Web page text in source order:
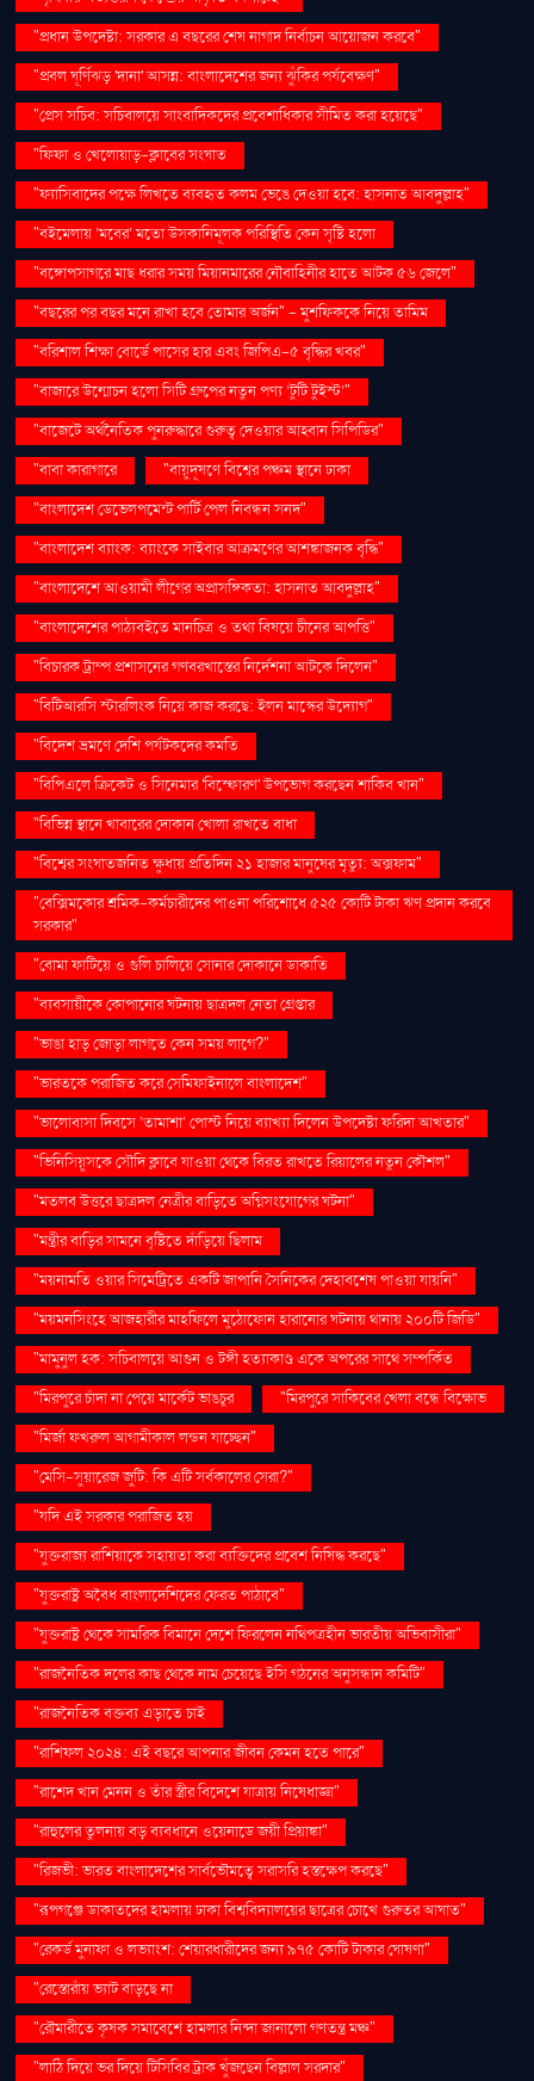
"প্রধান উপদেষ্টা: সরকার এ বছরের শেষ নাগাদ নির্বাচন আয়োজন করবে"
"প্রবল ঘূর্ণিঝড় 'দানা' আসন্ন: বাংলাদেশের জন্য ঝুঁকির পর্যবেক্ষণ"
"প্রেস সচিব: সচিবালয়ে সাংবাদিকদের প্রবেশাধিকার সীমিত করা হয়েছে"
"ফিফা ও খেলোয়াড়-ক্লাবের সংঘাত
"ফ্যাসিবাদের পক্ষে লিখতে ব্যবহৃত কলম ভেঙে দেওয়া হবে: হাসনাত আবদুল্লাহ"
"বইমেলায় ‘মবের’ মতো উসকানিমূলক পরিস্থিতি কেন সৃষ্টি হলো
"বঙ্গোপসাগরে মাছ ধরার সময় মিয়ানমারের নৌবাহিনীর হাতে আটক ৫৬ জেলে"
"বছরের পর বছর মনে রাখা হবে তোমার অর্জন" – মুশফিককে নিয়ে তামিম
"বরিশাল শিক্ষা বোর্ডে পাসের হার এবং জিপিএ-৫ বৃদ্ধির খবর"
"বাজারে উন্মোচন হলো সিটি গ্রুপের নতুন পণ্য ‘টুটি টুইস্ট’"
"বাজেটে অর্থনৈতিক পুনরুদ্ধারে গুরুত্ব দেওয়ার আহ্বান সিপিডির"
"বাবা কারাগারে
"বায়ুদূষণে বিশ্বের পঞ্চম স্থানে ঢাকা
"বাংলাদেশ ডেভেলপমেন্ট পার্টি পেল নিবন্ধন সনদ"
"বাংলাদেশ ব্যাংক: ব্যাংকে সাইবার আক্রমণের আশঙ্কাজনক বৃদ্ধি"
"বাংলাদেশে আওয়ামী লীগের অপ্রাসঙ্গিকতা: হাসনাত আবদুল্লাহ"
"বাংলাদেশের পাঠ্যবইতে মানচিত্র ও তথ্য বিষয়ে চীনের আপত্তি"
"বিচারক ট্রাম্প প্রশাসনের গণবরখাস্তের নির্দেশনা আটকে দিলেন"
"বিটিআরসি স্টারলিংক নিয়ে কাজ করছে: ইলন মাস্কের উদ্যোগ"
"বিদেশ ভ্রমণে দেশি পর্যটকদের কমতি
"বিপিএলে ক্রিকেট ও সিনেমার 'বিস্ফোরণ' উপভোগ করছেন শাকিব খান"
"বিভিন্ন স্থানে খাবারের দোকান খোলা রাখতে বাধা
"বিশ্বের সংঘাতজনিত ক্ষুধায় প্রতিদিন ২১ হাজার মানুষের মৃত্যু: অক্সফাম"
"বেক্সিমকোর শ্রমিক-কর্মচারীদের পাওনা পরিশোধে ৫২৫ কোটি টাকা ঋণ প্রদান করবে
সরকার"
"বোমা ফাটিয়ে ও গুলি চালিয়ে সোনার দোকানে ডাকাতি
"ব্যবসায়ীকে কোপানোর ঘটনায় ছাত্রদল নেতা গ্রেপ্তার
"ভাঙা হাড় জোড়া লাগতে কেন সময় লাগে?"
"ভারতকে পরাজিত করে সেমিফাইনালে বাংলাদেশ"
"ভালোবাসা দিবসে ‘তামাশা’ পোস্ট নিয়ে ব্যাখ্যা দিলেন উপদেষ্টা ফরিদা আখতার"
"ভিনিসিয়ুসকে সৌদি ক্লাবে যাওয়া থেকে বিরত রাখতে রিয়ালের নতুন কৌশল"
"মতলব উত্তরে ছাত্রদল নেত্রীর বাড়িতে অগ্নিসংযোগের ঘটনা"
"মন্ত্রীর বাড়ির সামনে বৃষ্টিতে দাঁড়িয়ে ছিলাম
"ময়নামতি ওয়ার সিমেট্রিতে একটি জাপানি সৈনিকের দেহাবশেষ পাওয়া যায়নি"
"ময়মনসিংহে আজহারীর মাহফিলে মুঠোফোন হারানোর ঘটনায় থানায় ২০০টি জিডি"
"মামুনুল হক: সচিবালয়ে আগুন ও টঙ্গী হত্যাকাণ্ড একে অপরের সাথে সম্পর্কিত
"মিরপুরে চাঁদা না পেয়ে মার্কেট ভাঙচুর
"মিরপুরে সাকিবের খেলা বন্ধে বিক্ষোভ
"মির্জা ফখরুল আগামীকাল লন্ডন যাচ্ছেন"
"মেসি-সুয়ারেজ জুটি: কি এটি সর্বকালের সেরা?"
"যদি এই সরকার পরাজিত হয়
"যুক্তরাজ্য রাশিয়াকে সহায়তা করা ব্যক্তিদের প্রবেশ নিষিদ্ধ করছে"
"যুক্তরাষ্ট্র অবৈধ বাংলাদেশিদের ফেরত পাঠাবে"
"যুক্তরাষ্ট্র থেকে সামরিক বিমানে দেশে ফিরলেন নথিপত্রহীন ভারতীয় অভিবাসীরা"
"রাজনৈতিক দলের কাছ থেকে নাম চেয়েছে ইসি গঠনের অনুসন্ধান কমিটি"
"রাজনৈতিক বক্তব্য এড়াতে চাই
"রাশিফল ২০২৪: এই বছরে আপনার জীবন কেমন হতে পারে"
"রাশেদ খান মেনন ও তাঁর স্ত্রীর বিদেশে যাত্রায় নিষেধাজ্ঞা"
"রাহুলের তুলনায় বড় ব্যবধানে ওয়েনাডে জয়ী প্রিয়াঙ্কা"
"রিজভী: ভারত বাংলাদেশের সার্বভৌমত্বে সরাসরি হস্তক্ষেপ করছে"
"রূপগঞ্জে ডাকাতদের হামলায় ঢাকা বিশ্ববিদ্যালয়ের ছাত্রের চোখে গুরুতর আঘাত"
"রেকর্ড মুনাফা ও লভ্যাংশ: শেয়ারধারীদের জন্য ৯৭৫ কোটি টাকার ঘোষণা"
"রেস্তোরাঁয় ভ্যাট বাড়ছে না
"রৌমারীতে কৃষক সমাবেশে হামলার নিন্দা জানালো গণতন্ত্র মঞ্চ"
"লাঠি দিয়ে ভর দিয়ে টিসিবির ট্রাক খুঁজছেন বিল্লাল সরদার"